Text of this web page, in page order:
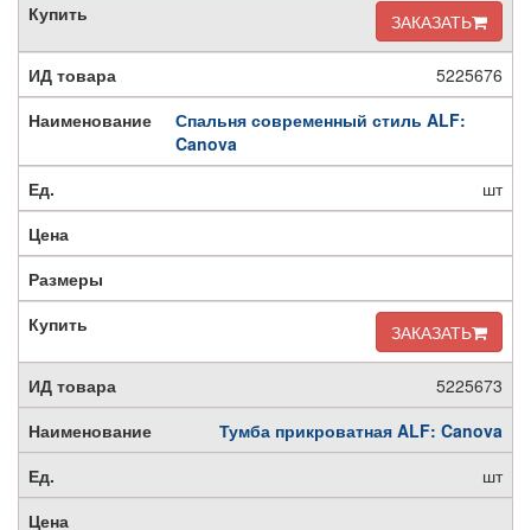
ЗАКАЗАТЬ
5225676
Спальня современный стиль ALF:
Canova
шт
ЗАКАЗАТЬ
5225673
Тумба прикроватная ALF: Canova
шт